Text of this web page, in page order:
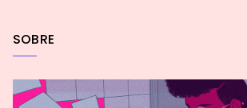
SOBRE